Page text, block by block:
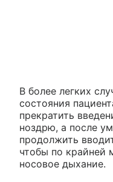
В более легких
состояния
прекратить
ноздрю, а после
продолжить
чтобы по крайней
носовое дыхание.